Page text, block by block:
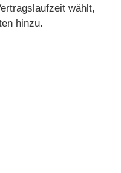
wählt,
hinzu.